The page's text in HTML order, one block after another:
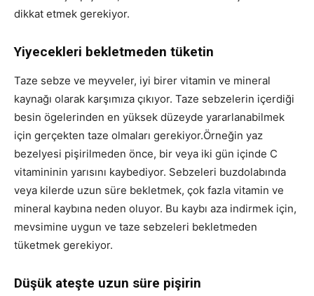
dikkat etmek gerekiyor.
Yiyecekleri bekletmeden tüketin
Taze sebze ve meyveler, iyi birer vitamin ve mineral
kaynağı olarak karşımıza çıkıyor. Taze sebzelerin içerdiği
besin ögelerinden en yüksek düzeyde yararlanabilmek
için gerçekten taze olmaları gerekiyor.Örneğin yaz
bezelyesi pişirilmeden önce, bir veya iki gün içinde C
vitamininin yarısını kaybediyor. Sebzeleri buzdolabında
veya kilerde uzun süre bekletmek, çok fazla vitamin ve
mineral kaybına neden oluyor. Bu kaybı aza indirmek için,
mevsimine uygun ve taze sebzeleri bekletmeden
tüketmek gerekiyor.
Düşük ateşte uzun süre pişirin